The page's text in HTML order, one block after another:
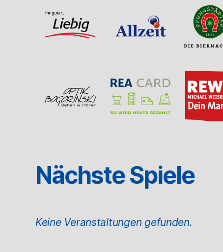
Nächste Spiele
Keine Veranstaltungen gefunden.